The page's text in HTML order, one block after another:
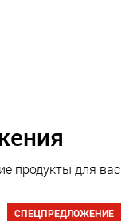
продукты для вас
СПЕЦПРЕДЛОЖЕНИЕ